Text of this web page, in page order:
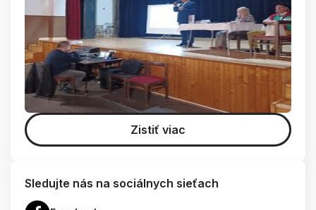
Zistiť viac
Sledujte nás na sociálnych sieťach